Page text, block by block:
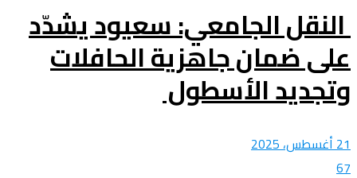
النقل الجامعي: سعيود يشدّد
على ضمان جاهزية الحافلات
وتجديد الأسطول
21 أغسطس، 2025
67